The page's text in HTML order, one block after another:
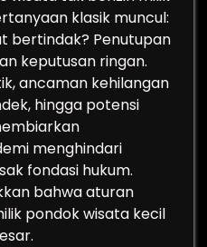
klasik muncul:
bertindak? Penutupan
keputusan ringan.
ancaman kehilangan
hingga potensi
menghindari
fondasi hukum.
bahwa aturan
pondok wisata kecil